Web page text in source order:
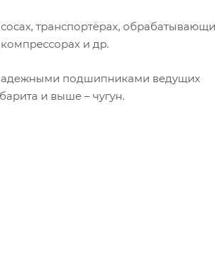
транспортёрах,
и др.
подшипниками ведущих
и выше – чугун.